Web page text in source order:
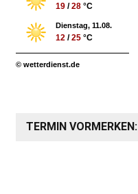
19 /28 °C
Dienstag, 11.08.
12 /25 °C
© wetterdienst.de
TERMIN VORMERKEN: